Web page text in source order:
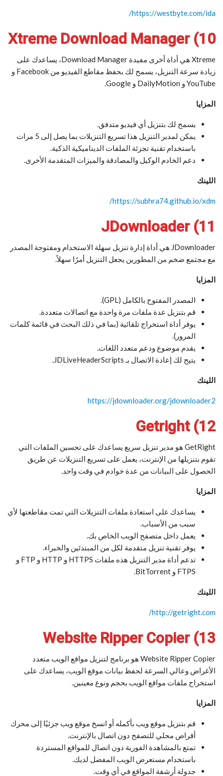
https://westbyte.com/ida/
10) Xtreme Download Manager
Xtreme هي أداة أخرى مفيدة Download Manager، يساعدك على
زيادة سرعة التنزيل، يسمح لك بحفظ مقاطع الفيديو من Facebook و
YouTube و DailyMotion و Google.
المزايا
يسمح لك بتنزيل أي فيديو متدفق.
يمكن لمدير التنزيل هذا تسريع التنزيلات بما يصل إلى 5 مرات
باستخدام تقنية تجزئة الملفات الديناميكية الذكية.
دعم الخادم الوكيل والمصادقة والميزات المتقدمة الأخرى.
اللينك
https://subhra74.github.io/xdm/
11) JDownloader
JDownloader هي أداة إدارة تنزيل سهلة الاستخدام ومفتوحة المصدر
مع مجتمع ضخم من المطورين يجعل التنزيل أمرًا سهلاً.
المزايا
المصدر المفتوح بالكامل (GPL).
قم بتنزيل عدة ملفات مرة واحدة مع اتصالات متعددة.
يوفر أداة استخراج تلقائية (بما في ذلك البحث في قائمة كلمات
المرور).
يقدم موضوع ودعم متعدد اللغات.
يتيح لك إعادة الاتصال بـ JDLiveHeaderScripts.
اللينك
https://jdownloader.org/jdownloader2
12) Getright
GetRight هو مدير تنزيل سريع يساعدك على تحسين الملفات التي
تقوم بتنزيلها من الإنترنت، يعمل على تسريع التنزيلات عن طريق
الحصول على البيانات من عدة خوادم في وقت واحد.
المزايا
يساعدك على استعادة ملفات التنزيلات التي تمت مقاطعتها لأي
سبب من الأسباب.
يعمل داخل متصفح الويب الخاص بك.
يوفر تقنية تنزيل متقدمة لكل من المبتدئين والخبراء.
تدعم أداة مدير التنزيل هذه ملفات HTTPS و HTTP و FTP و
FTPS و BitTorrent.
اللينك
http://getright.com/
13) Website Ripper Copier
Website Ripper Copier هو برنامج لتنزيل مواقع الويب متعدد
الأغراض وعالي السرعة لحفظ بيانات موقع الويب، يساعدك على
استخراج ملفات مواقع الويب بحجم ونوع معينين.
المزايا
قم بتنزيل موقع ويب بأكمله أو انسخ موقع ويب جزئيًا إلى محرك
أقراص محلي للتصفح دون اتصال بالإنترنت.
تمتع بالمشاهدة الفورية دون اتصال للمواقع المستردة
باستخدام مستعرض الويب المفضل لديك.
جدولة أرشفة المواقع في أي وقت.